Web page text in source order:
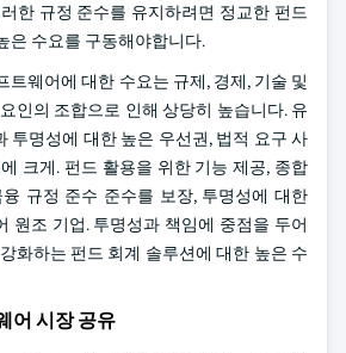
한 규정 준수를 유지하려면 정교한 펀드
은 수요를 구동해야합니다.
트웨어에 대한 수요는 규제, 경제, 기술 및
인의 조합으로 인해 상당히 높습니다. 유
투명성에 대한 높은 우선권, 법적 요구 사
크게. 펀드 활용을 위한 기능 제공, 종합
규정 준수 준수를 보장, 투명성에 대한
원조 기업. 투명성과 책임에 중점을 두어
화하는 펀드 회계 솔루션에 대한 높은 수
어 시장 공유